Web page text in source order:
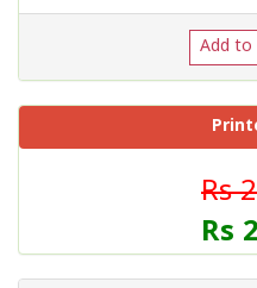
Add to
Rs
Rs